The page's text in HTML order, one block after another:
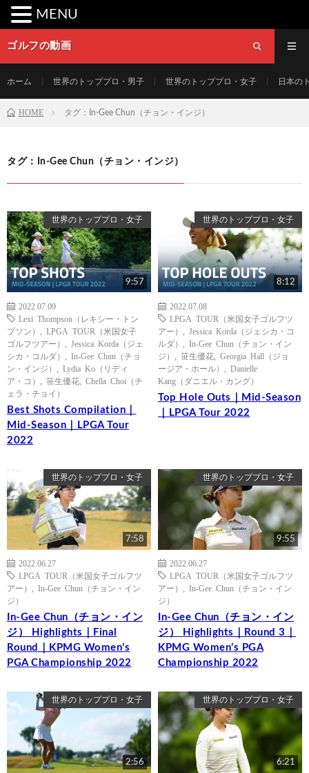
ゴルフの動画
ホーム 世界のトッププロ・男子 世界のトッププロ・女子 日本の
HOME タグ：In-Gee Chun（チョン・インジ）
タグ：In-Gee Chun（チョン・インジ）
世界のトッププロ・女子
9:57
2022.07.09
Lexi Thompson（レキシー・トン
プソン）
LPGA TOUR（米国女子
ゴルフツアー）
Jessica Korda（ジェ
シカ・コルダ）
In-Gee Chun（チョ
ン・インジ）
Lydia Ko（リディ
ア・コ）
笹生優花
Chella Choi（チ
ェラ・チョイ）
Best Shots Compilation｜
Mid-Season｜LPGA Tour
2022
世界のトッププロ・女子
8:12
2022.07.08
LPGA TOUR（米国女子ゴルフツ
アー）
Jessica Korda（ジェシカ・コ
ルダ）
In-Gee Chun（チョン・イン
ジ）
笹生優花
Georgia Hall（ジョ
ージア・ホール）
Danielle
Kang（ダニエル・カング）
Top Hole Outs｜Mid-Season
｜LPGA Tour 2022
世界のトッププロ・女子
7:58
2022.06.27
LPGA TOUR（米国女子ゴルフツ
アー）
In-Gee Chun（チョン・イン
ジ）
In-Gee Chun（チョン・イン
ジ） Highlights｜Final
Round｜KPMG Women’s
PGA Championship 2022
世界のトッププロ・女子
9:55
2022.06.27
LPGA TOUR（米国女子ゴルフツ
アー）
In-Gee Chun（チョン・イン
ジ）
In-Gee Chun（チョン・イン
ジ） Highlights｜Round 3｜
KPMG Women’s PGA
Championship 2022
世界のトッププロ・女子
2:56
世界のトッププロ・女子
6:21
MENU